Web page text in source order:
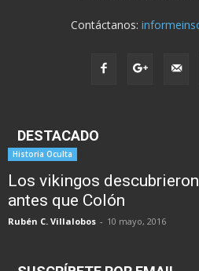
Contáctanos:
DESTACADO
Historia Oculta
Los vikingos
antes que Colón
Rubén C. Villalobos - 10 mayo, 2016